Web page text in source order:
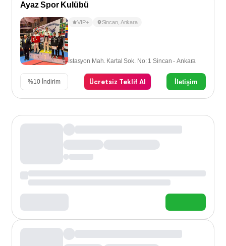
Ayaz Spor Kulübü
VIP+ Sincan, Ankara
İstasyon Mah. Kartal Sok. No: 1 Sincan - Ankara
%10 İndirim Ücretsiz Teklif Al İletişim